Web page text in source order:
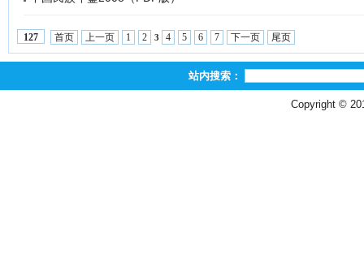
127 首页 上一页 1 2 3 4 5 6 7 下一页 尾页
站内搜索：
Copyright ©